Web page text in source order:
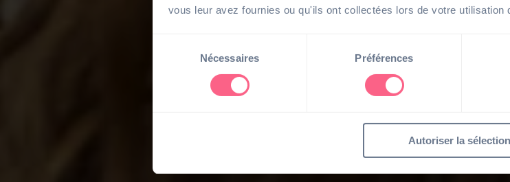
vous leur avez fournies ou qu'ils ont collectées lors de votre utilisation
consentement
Nécessaires Préférences
Autoriser la sélection